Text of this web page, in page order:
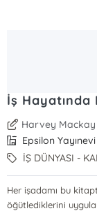
İş Hayatında
Harvey Mackay
Epsilon Yayınevi
İŞ DÜNYASI -
Her işadamı bu
öğütlediklerini